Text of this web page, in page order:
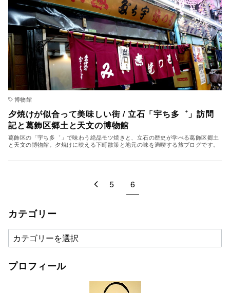
博物館
夕焼けが似合って美味しい街 / 立石「宇ち多゛」訪問
記と葛飾区郷土と天文の博物館
葛飾区の「宇ち多゛」で味わう絶品モツ焼きと、立石の歴史が学べる葛飾区郷土
と天文の博物館。夕焼けに映える下町散策と地元の味を満喫する旅ブログです。
5 6
カテゴリー
カ
テ
ゴ
プロフィール